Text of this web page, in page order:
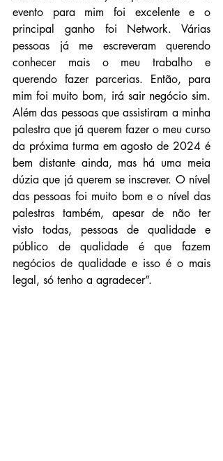
evento para mim foi excelente e o
principal ganho foi Network. Várias
pessoas já me escreveram querendo
conhecer mais o meu trabalho e
querendo fazer parcerias. Então, para
mim foi muito bom, irá sair negócio sim.
Além das pessoas que assistiram a minha
palestra que já querem fazer o meu curso
da próxima turma em agosto de 2024 é
bem distante ainda, mas há uma meia
dúzia que já querem se inscrever. O nível
das pessoas foi muito bom e o nível das
palestras também, apesar de não ter
visto todas, pessoas de qualidade e
público de qualidade é que fazem
negócios de qualidade e isso é o mais
legal, só tenho a agradecer”.